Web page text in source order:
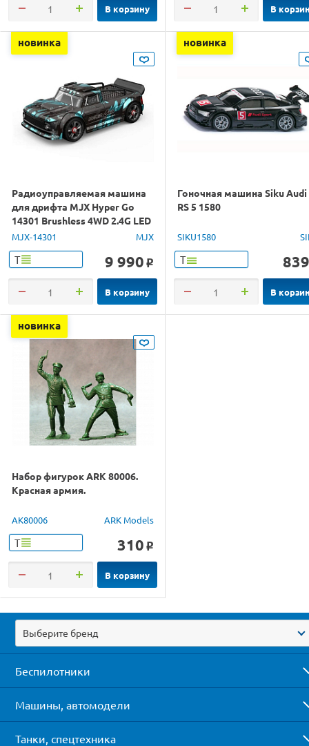
В корзину В
новинка
Радиоуправляемая машина
для дрифта MJX Hyper Go
14301 Brushless 4WD 2.4G LED
1/14 RTR
MJX-14301 MJX
Т 9 990 o
В корзину
новинка
Гоночная машина Siku Audi
RS 5 1580
SIKU1580
Т 839
В
новинка
Набор фигурок ARK 80006.
Красная армия.
AK80006 ARK Models
Т 310 o
В корзину
Выберите бренд
Беспилотники
Машины, автомодели
Танки, спецтехника